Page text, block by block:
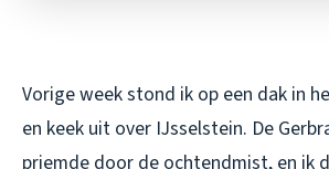
Vorige week stond ik op een dak in
en keek uit over IJsselstein. De
priemde door de ochtendmist, en ik